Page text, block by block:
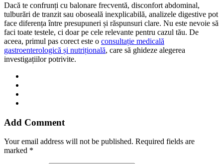
Dacă te confrunți cu balonare frecventă, disconfort abdominal,
tulburări de tranzit sau oboseală inexplicabilă, analizele digestive pot
face diferența între presupuneri și răspunsuri clare. Nu este nevoie să
faci toate testele, ci doar pe cele relevante pentru cazul tău. De
aceea, primul pas corect este o consultație medicală
gastroenterologică și nutrițională, care să ghideze alegerea
investigațiilor potrivite.
Add Comment
Your email address will not be published. Required fields are
marked *